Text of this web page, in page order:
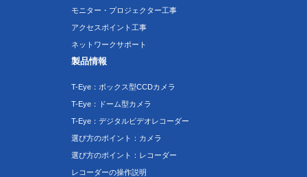
モニター・プロジェクター工事
アクセスポイント工事
ネットワークサポート
製品情報
T-Eye：ボックス型CCDカメラ
T-Eye：ドーム型カメラ
T-Eye：デジタルビデオレコーダー
選び方のポイント：カメラ
選び方のポイント：レコーダー
レコーダーの操作説明